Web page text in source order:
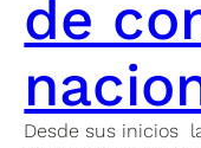
de
Desde sus inicios